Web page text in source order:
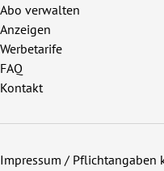
Abo verwalten
Anzeigen
Werbetarife
FAQ
Kontakt
Impressum / Pflichtangaben